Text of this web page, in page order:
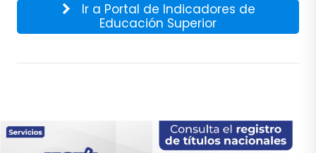
Ir a Portal de Indicadores de
Educación Superior